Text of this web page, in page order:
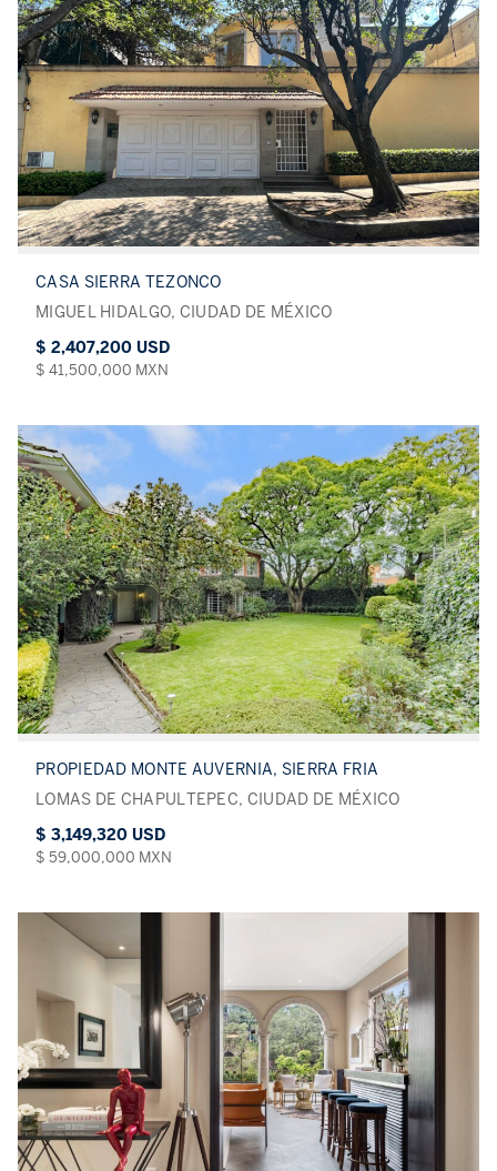
CASA SIERRA TEZONCO
MIGUEL HIDALGO, CIUDAD DE MÉXICO
$ 2,407,200 USD
$ 41,500,000 MXN
PROPIEDAD MONTE AUVERNIA, SIERRA FRIA
LOMAS DE CHAPULTEPEC, CIUDAD DE MÉXICO
$ 3,149,320 USD
$ 59,000,000 MXN